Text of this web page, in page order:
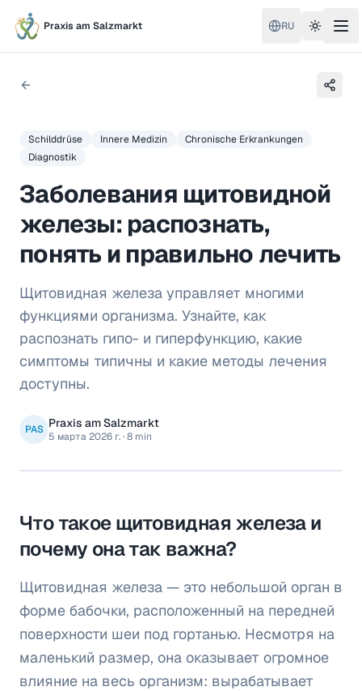
Praxis am Salzmarkt RU Toggle
Schilddrüse Innere Medizin
Chronische Erkrankungen
Diagnostik
Заболевания щитовидной
железы: распознать,
понять и правильно лечить
Щитовидная железа управляет многими
функциями организма. Узнайте, как
распознать гипо- и гиперфункцию, какие
симптомы типичны и какие методы лечения
доступны.
PAS Praxis am Salzmarkt
5 марта 2026 г.·8 min
Что такое щитовидная железа и
почему она так важна?
Щитовидная железа — это небольшой орган в
форме бабочки, расположенный на передней
поверхности шеи под гортанью. Несмотря на
маленький размер, она оказывает огромное
влияние на весь организм: вырабатывает